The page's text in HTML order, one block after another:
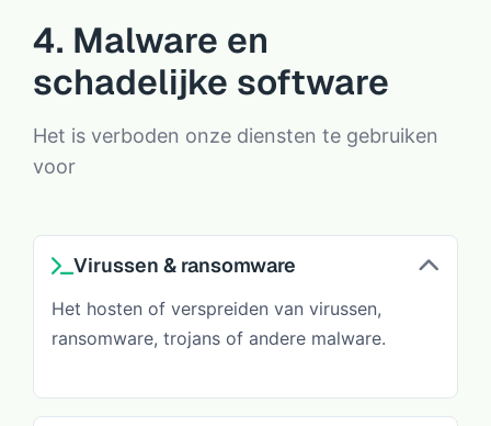
4. Malware en
schadelijke software
Het is verboden onze diensten te gebruiken
voor
Virussen & ransomware
Het hosten of verspreiden van virussen,
ransomware, trojans of andere malware.